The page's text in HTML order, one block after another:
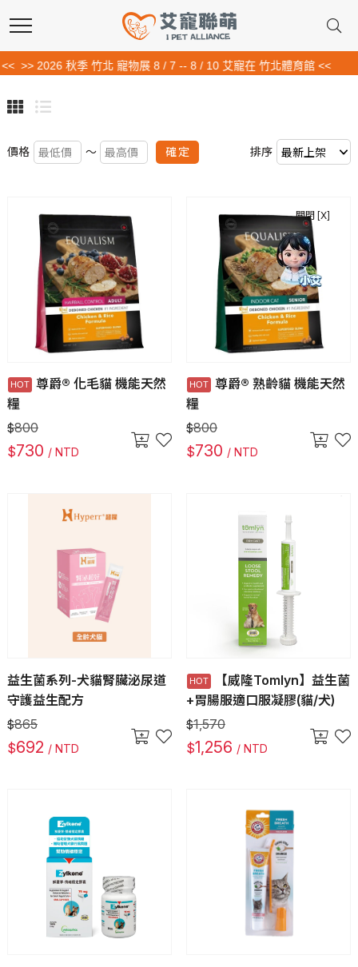
2026 秋季 竹北 寵物展 8 / 7 -- 8 / 10 艾寵在 竹北體育館 <<
價格 ～ 確定 排序
尊爵® 化毛貓 機能天然
糧
$800
$730 / NTD
尊爵® 熟齡貓 機能天然
糧
$800
$730 / NTD
益生菌系列-犬貓腎臟泌尿道
守護益生配方
$865
$692 / NTD
【威隆Tomlyn】益生菌
+胃腸服適口服凝膠(貓/犬)
$1,570
$1,256 / NTD
關閉 [X]